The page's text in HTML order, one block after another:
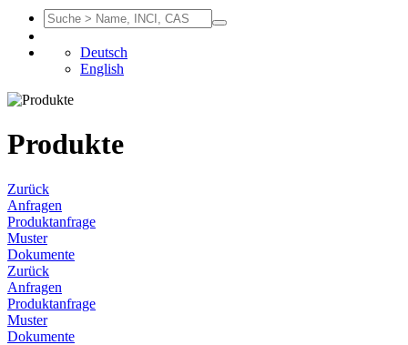
Deutsch
English
Produkte
Zurück
Anfragen
Produktanfrage
Muster
Dokumente
Zurück
Anfragen
Produktanfrage
Muster
Dokumente